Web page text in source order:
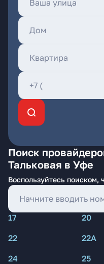
Поиск
Тальковая в Уфе
Воспользуйтесь поиском,
17 20
22
22А
24
25